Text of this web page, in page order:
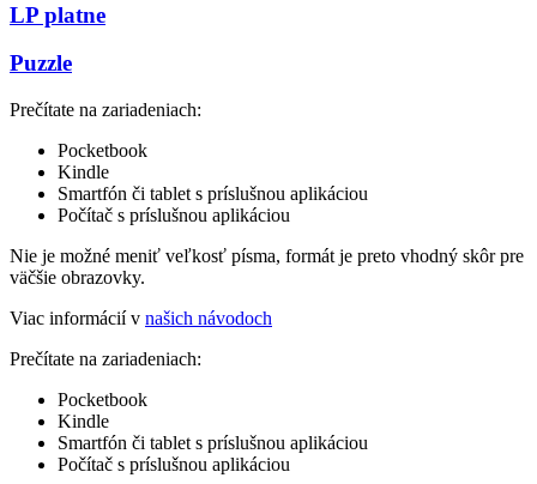
LP platne
Puzzle
Prečítate na zariadeniach:
Pocketbook
Kindle
Smartfón či tablet s príslušnou aplikáciou
Počítač s príslušnou aplikáciou
Nie je možné meniť veľkosť písma, formát je preto vhodný skôr pre
väčšie obrazovky.
Viac informácií v našich návodoch
Prečítate na zariadeniach:
Pocketbook
Kindle
Smartfón či tablet s príslušnou aplikáciou
Počítač s príslušnou aplikáciou